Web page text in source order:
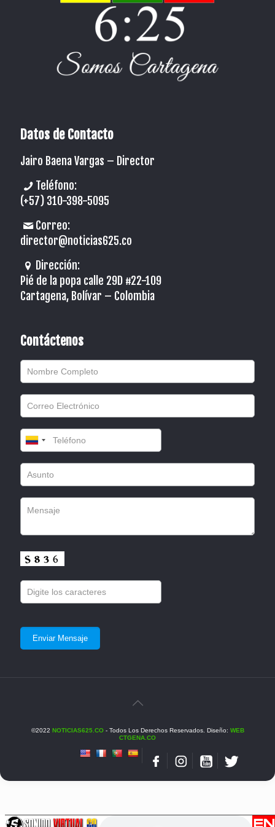
Datos de Contacto
Jairo Baena Vargas – Director
Teléfono:
(+57) 310-398-5095
Correo:
director@noticias625.co
Dirección:
Pié de la popa calle 29D #22-109
Cartagena, Bolívar – Colombia
Contáctenos
©2022 NOTICIAS625.CO- Todos Los Derechos Reservados. Diseño: WEB
CTGENA.CO